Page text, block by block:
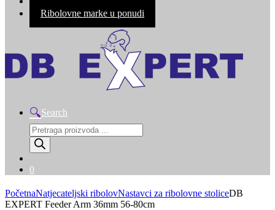
Ribolovne marke u ponudi
Search
Products
search
0
PočetnaNatjecateljski ribolovNastavci za ribolovne stoliceDB
EXPERT Feeder Arm 36mm 56-80cm